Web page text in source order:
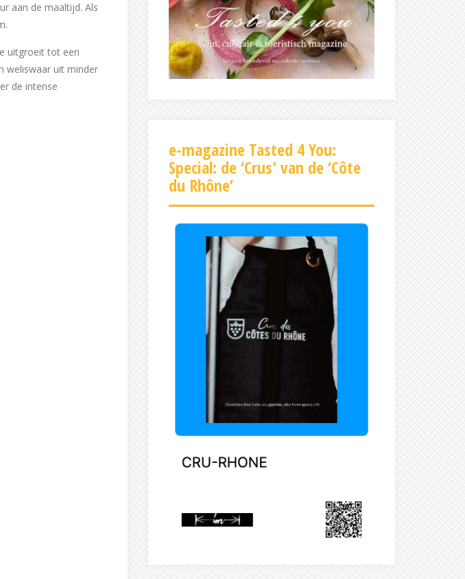
aan de maaltijd. Als
uitgroeit tot een
weliswaar uit minder
de intense
e-magazine Tasted 4 You:
Special: de ‘Crus’ van de ‘Côte
du Rhône’